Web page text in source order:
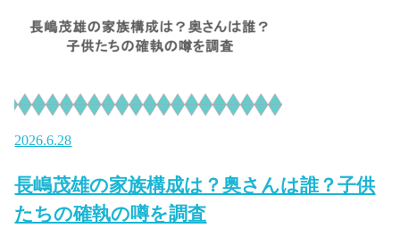
2026.6.28
長嶋茂雄の家族構成は？奥さんは誰？子供
たちの確執の噂を調査